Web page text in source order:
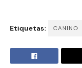
Etiquetas: CANINO